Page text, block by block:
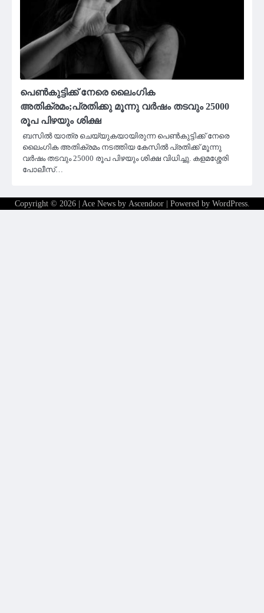
പെൺകുട്ടിക്ക് നേരെ ലൈംഗിക
അതിക്രമം;പ്രതിക്കു മൂന്നു വർഷം തടവും 25000
രൂപ പിഴയും ശിക്ഷ
ബസിൽ യാത്ര ചെയ്യുകയായിരുന്ന പെൺകുട്ടിക്ക് നേരെ
ലൈംഗിക അതിക്രമം നടത്തിയ കേസിൽ പ്രതിക്ക് മൂന്നു
വർഷം തടവും 25000 രൂപ പിഴയും ശിക്ഷ വിധിച്ചു. കളമശ്ശേരി
പോലീസ്…
Copyright © 2026 | Ace News by Ascendoor| Powered by WordPress.